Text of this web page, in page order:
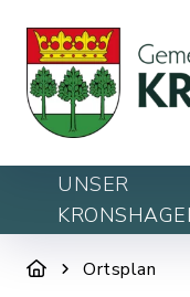
UNSER
Ortsplan